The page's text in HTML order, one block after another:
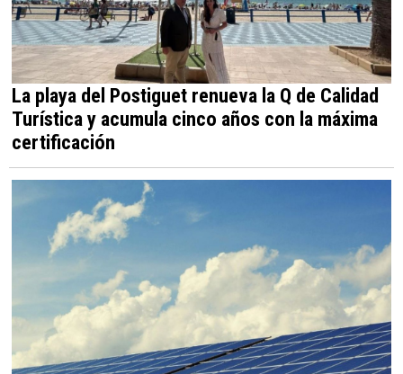
La playa del Postiguet renueva la Q de Calidad
Turística y acumula cinco años con la máxima
certificación